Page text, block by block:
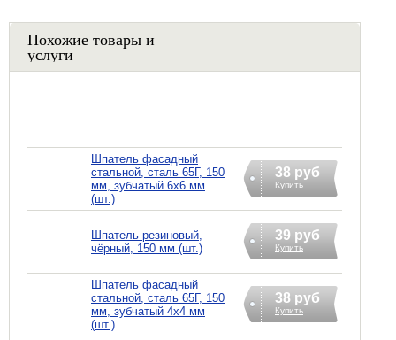
Похожие товары и
услуги
Шпатель фасадный
стальной, сталь 65Г, 150
мм, зубчатый 6х6 мм
(шт.)
38 руб
Купить
Шпатель резиновый,
чёрный, 150 мм (шт.)
39 руб
Купить
Шпатель фасадный
стальной, сталь 65Г, 150
мм, зубчатый 4х4 мм
(шт.)
38 руб
Купить